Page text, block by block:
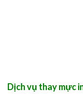
Dịch vụ thay mực